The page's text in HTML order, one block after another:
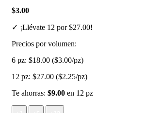
$3.00
✓ ¡Llévate 12 por $27.00!
Precios por volumen:
6 pz: $18.00 ($3.00/pz)
12 pz: $27.00 ($2.25/pz)
Te ahorras: $9.00 en 12 pz